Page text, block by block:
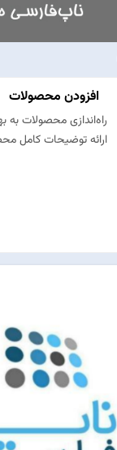
افزودن محصولات
راه‌اندازی محصولات
ارائه توضیحات کامل